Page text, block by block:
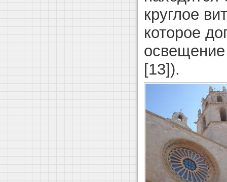
круглое
которое
[13]).